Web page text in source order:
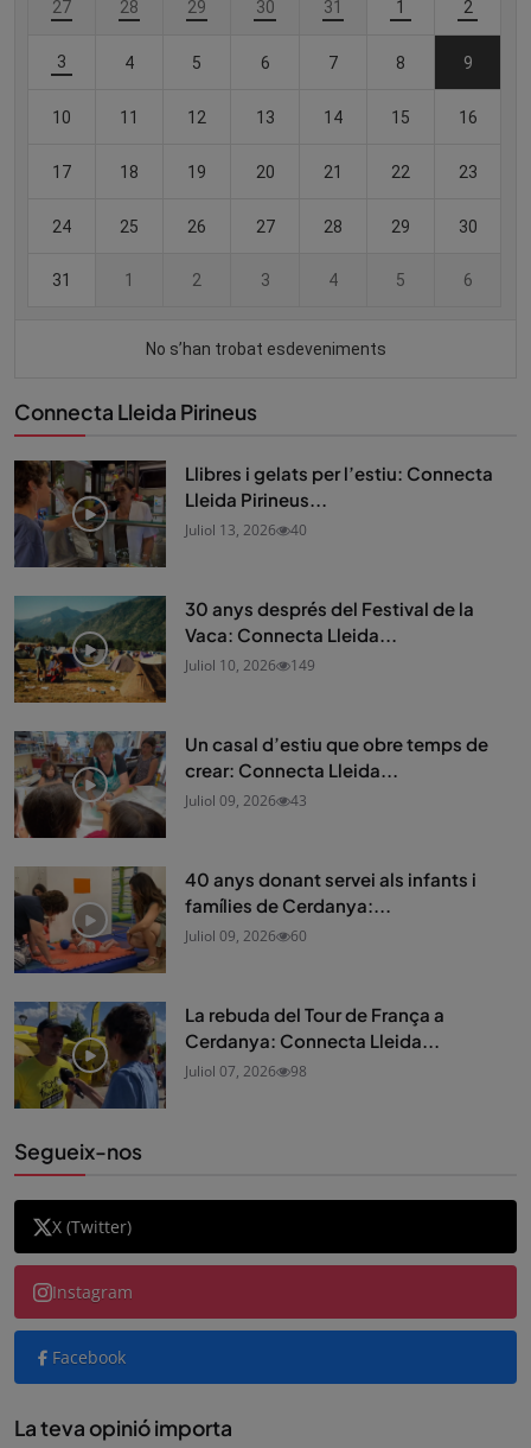
Connecta Lleida Pirineus
Llibres i gelats per l’estiu: Connecta
Lleida Pirineus...
Juliol 13, 2026 40
30 anys després del Festival de la
Vaca: Connecta Lleida...
Juliol 10, 2026 149
Un casal d’estiu que obre temps de
crear: Connecta Lleida...
Juliol 09, 2026 43
40 anys donant servei als infants i
famílies de Cerdanya:...
Juliol 09, 2026 60
La rebuda del Tour de França a
Cerdanya: Connecta Lleida...
Juliol 07, 2026 98
Segueix-nos
X (Twitter)
Instagram
Facebook
La teva opinió importa